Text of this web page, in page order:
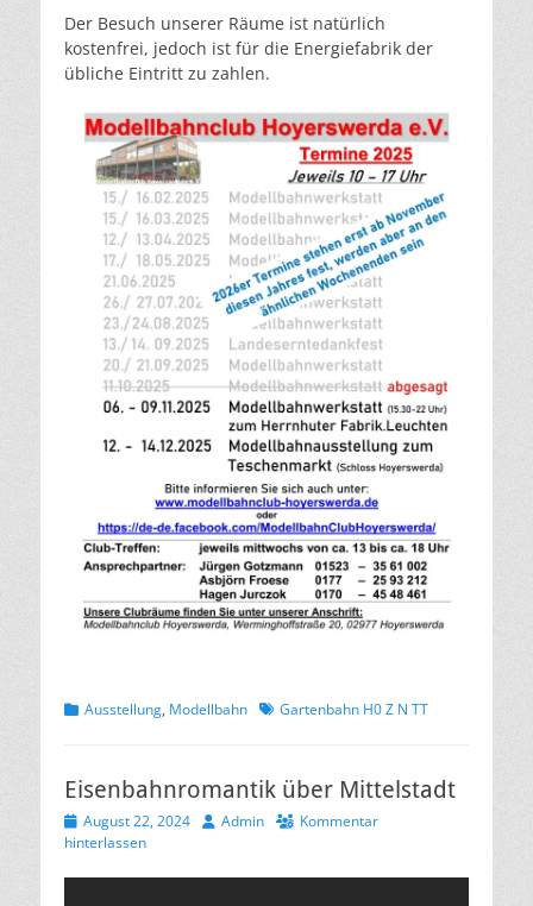
Der Besuch unserer Räume ist natürlich
kostenfrei, jedoch ist für die Energiefabrik der
übliche Eintritt zu zahlen.
Kategorien
Ausstellung, Modellbahn Schlagworte
Gartenbahn H0 Z N TT
Eisenbahnromantik über Mittelstadt
Veröffentlicht
am
August 22, 2024 AutorAdmin
Kommentar
hinterlassen